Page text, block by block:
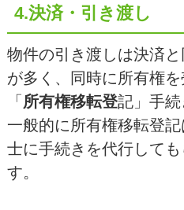
4.決済・引き渡し
物件の引き渡しは決済
が多く、同時に所有権
「 所有権移転登記」手続
一般的に所有権移転登
士に手続きを代行して
す。